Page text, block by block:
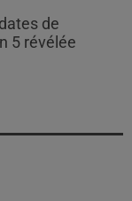
de
5 révélée